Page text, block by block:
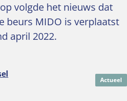
volgde het nieuws dat
beurs MIDO is verplaatst
april 2022.
Actueel